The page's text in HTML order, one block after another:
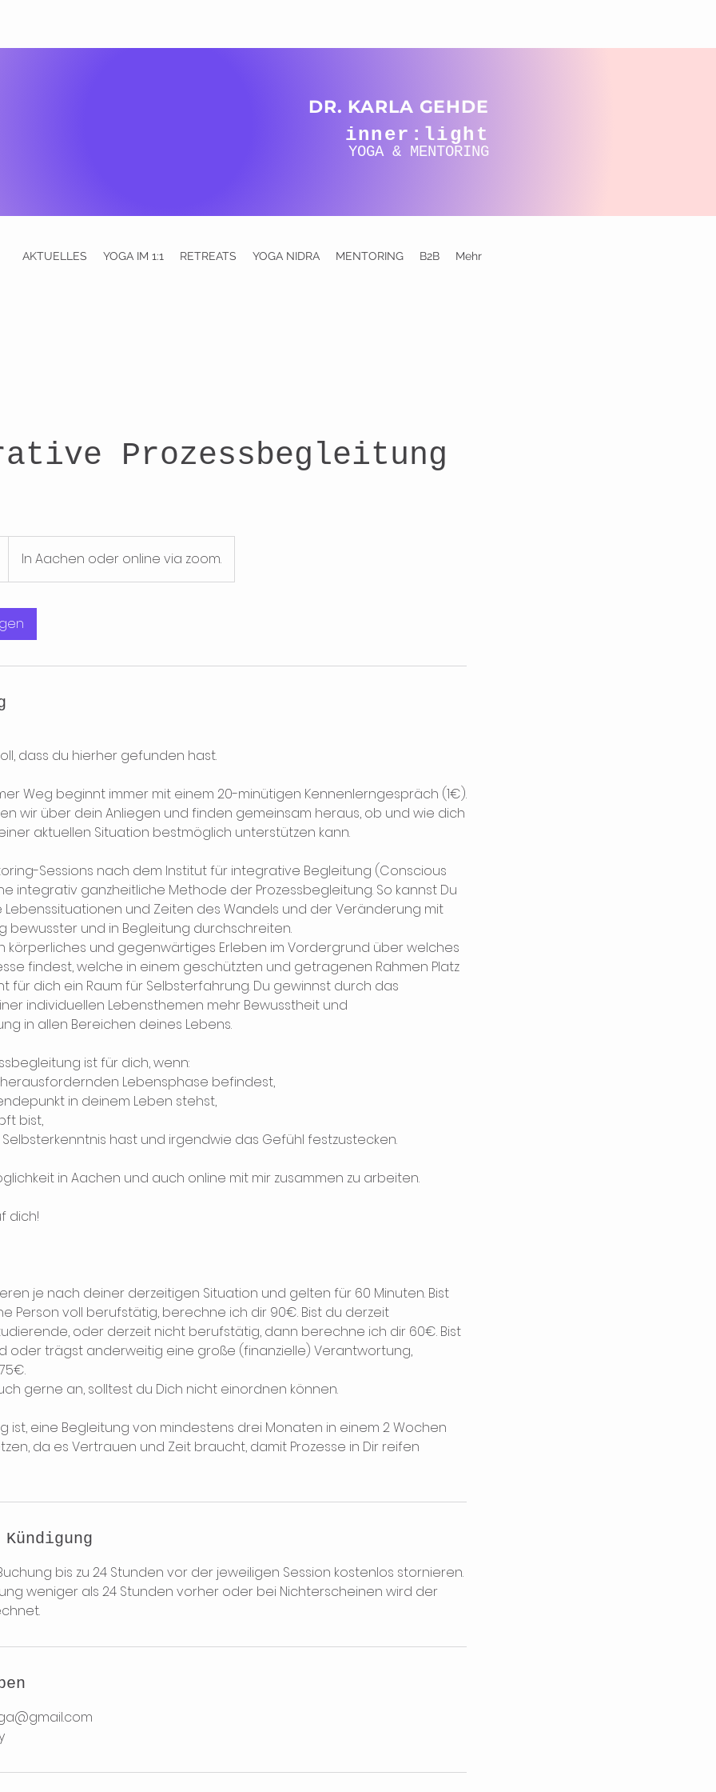
DR. KARLA GEHDE
inner:light
YOGA & MENTORING
AKTUELLES YOGA IM 1:1 RETREATS YOGA NIDRA MENTORING B2B Mehr
Prozessbegleitung
In Aachen oder online via zoom.
dass du hierher gefunden hast.
Weg beginnt immer mit einem 20-minütigen Kennenlerngespräch (1€).
wir über dein Anliegen und finden gemeinsam heraus, ob und wie dich
aktuellen Situation bestmöglich unterstützen kann.
Sessions nach dem Institut für integrative Begleitung (Conscious
integrativ ganzheitliche Methode der Prozessbegleitung. So kannst Du
und Zeiten des Wandels und der Veränderung mit
bewusster und in Begleitung durchschreiten.
körperliches und gegenwärtiges Erleben im Vordergrund über welches
findest, welche in einem geschützten und getragenen Rahmen Platz
für dich ein Raum für Selbsterfahrung. Du gewinnst durch das
individuellen Lebensthemen mehr Bewusstheit und
in allen Bereichen deines Lebens.
ist für dich, wenn:
Lebensphase befindest,
in deinem Leben stehst,
bist,
hast und irgendwie das Gefühl festzustecken.
in Aachen und auch online mit mir zusammen zu arbeiten.
dich!
je nach deiner derzeitigen Situation und gelten für 60 Minuten. Bist
Person voll berufstätig, berechne ich dir 90€. Bist du derzeit
oder derzeit nicht berufstätig, dann berechne ich dir 60€. Bist
oder trägst anderweitig eine große (finanzielle) Verantwortung,
gerne an, solltest du Dich nicht einordnen können.
ist, eine Begleitung von mindestens drei Monaten in einem 2 Wochen
da es Vertrauen und Zeit braucht, damit Prozesse in Dir reifen
Kündigung
bis zu 24 Stunden vor der jeweiligen Session kostenlos stornieren.
weniger als 24 Stunden vorher oder bei Nichterscheinen wird der